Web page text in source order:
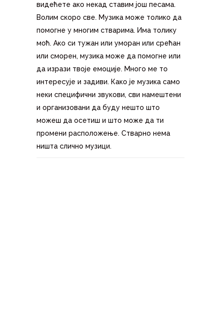
видећете ако некад ставим још песама.
Волим скоро све. Музика може толико да
помогне у многим стварима. Има толику
моћ. Ако си тужан или уморан или срећан
или сморен, музика може да помогне или
да изрази твоје емоције. Много ме то
интересује и задиви. Како је музика само
неки специфични звукови, сви намештени
и организовани да буду нешто што
можеш да осетиш и што може да ти
промени расположење. Стварно нема
ништа слично музици.